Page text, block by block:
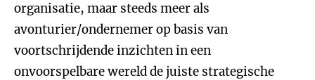
organisatie, maar steeds meer als
avonturier/ondernemer op basis van
voortschrijdende inzichten in een
onvoorspelbare wereld de juiste strategische